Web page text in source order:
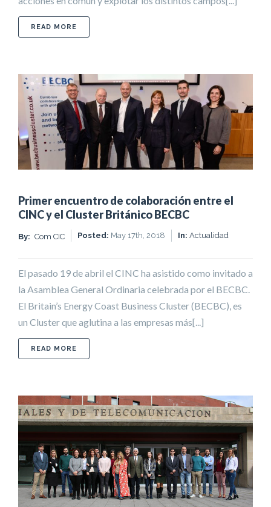
READ MORE
Primer encuentro de colaboración entre el
CINC y el Cluster Británico BECBC
By: Com CIC Posted: May 17th, 2018 In: Actualidad
El pasado 19 de abril el CINC ha asistido como invitado a
la Asamblea General Ordinaria celebrada por el BECBC.
El Britain’s Energy Coast Business Cluster (BECBC), es
un Cluster que aglutina a las empresas más[...]
READ MORE